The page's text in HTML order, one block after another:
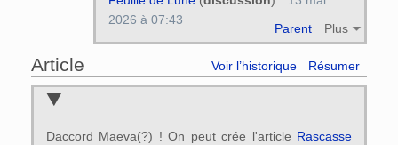
Parent Plus
2026 à 07:43
Article Voir l’historique Résumer
Daccord Maeva(?) ! On peut crée l'article Rascasse